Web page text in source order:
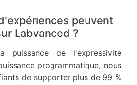
peuvent
Labvanced ?
puissance de l'expressivité
programmatique, nous
de supporter plus de 99 %